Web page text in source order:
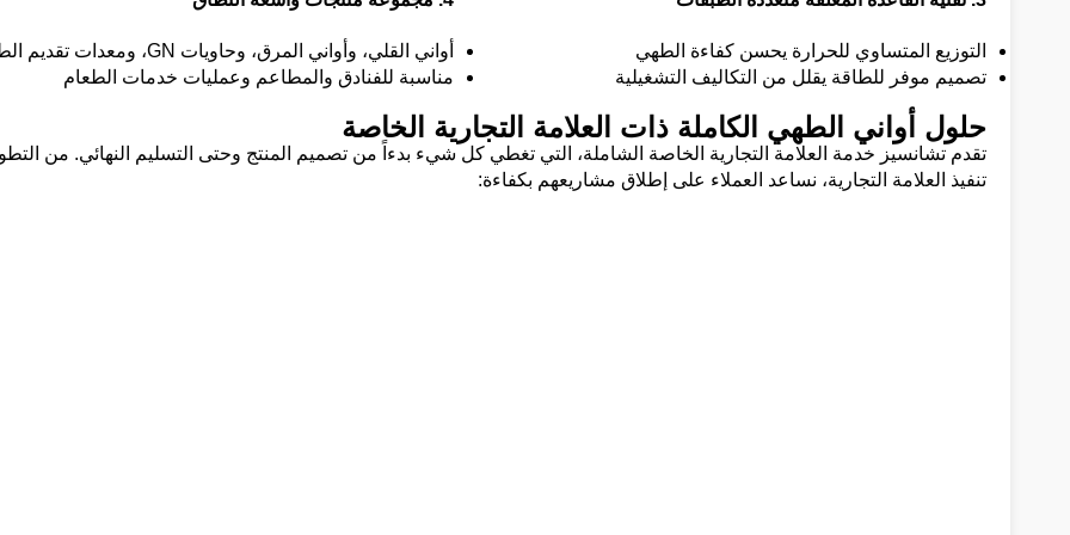
التوزيع المتساوي للحرارة يحسن كفاءة الطهي
تصميم موفر للطاقة يقلل من التكاليف التشغيلية
أواني القلي، وأواني المرق، وحاويات GN، ومعدات تقديم الطعام
مناسبة للفنادق والمطاعم وعمليات خدمات الطعام
حلول أواني الطهي الكاملة ذات العلامة التجارية الخاصة
تقدم تشانسيز خدمة العلامة التجارية الخاصة الشاملة، التي تغطي كل شيء بدءاً من تصميم المنتج وحتى التسليم النهائي. من
تنفيذ العلامة التجارية، نساعد العملاء على إطلاق مشاريعهم بكفاءة: